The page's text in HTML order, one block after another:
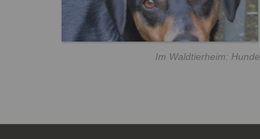
Im Waldtierheim: Hunde